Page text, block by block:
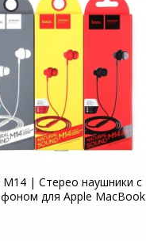
M14 | Стерео наушники с
для Apple MacBook